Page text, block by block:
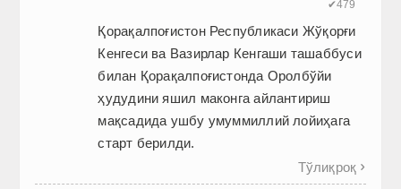
✔479
Қорақалпоғистон Республикаси Жўқорғи
Кенгеси ва Вазирлар Кенгаши ташаббуси
билан Қорақалпоғистонда Оролбўйи
ҳудудини яшил маконга айлантириш
мақсадида ушбу умуммиллий лойиҳага
старт берилди.
Тўлиқроқ 